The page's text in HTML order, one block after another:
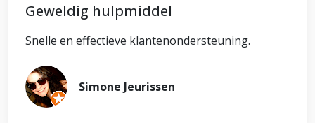
Geweldig hulpmiddel
Snelle en effectieve klantenondersteuning.
Simone Jeurissen